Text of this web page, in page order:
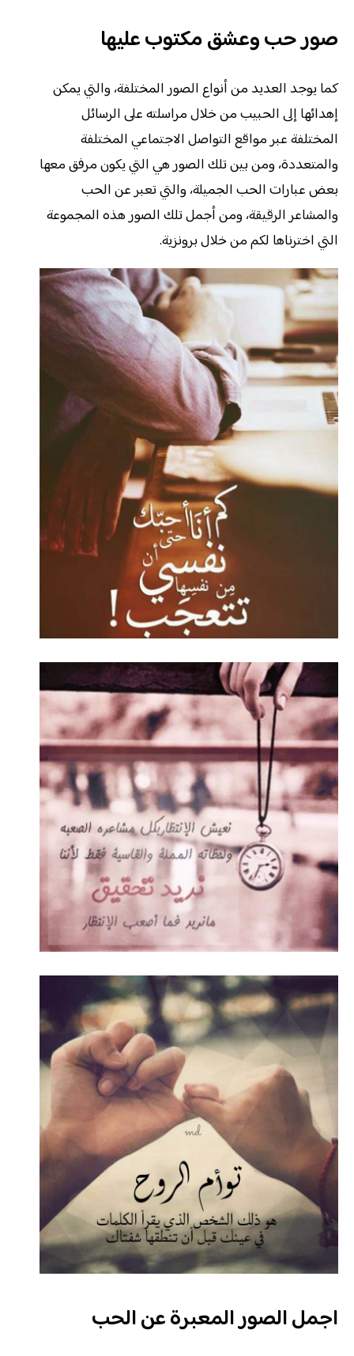
صور حب وعشق مكتوب عليها
كما يوجد العديد من أنواع الصور المختلفة، والتي يمكن
إهدائها إلى الحبيب من خلال مراسلته على الرسائل
المختلفة عبر مواقع التواصل الاجتماعي المختلفة
والمتعددة، ومن بين تلك الصور هي التي يكون مرفق معها
بعض عبارات الحب الجميلة، والتي تعبر عن الحب
والمشاعر الرقيقة، ومن أجمل تلك الصور هذه المجموعة
التي اخترناها لكم من خلال برونزية.
اجمل الصور المعبرة عن الحب